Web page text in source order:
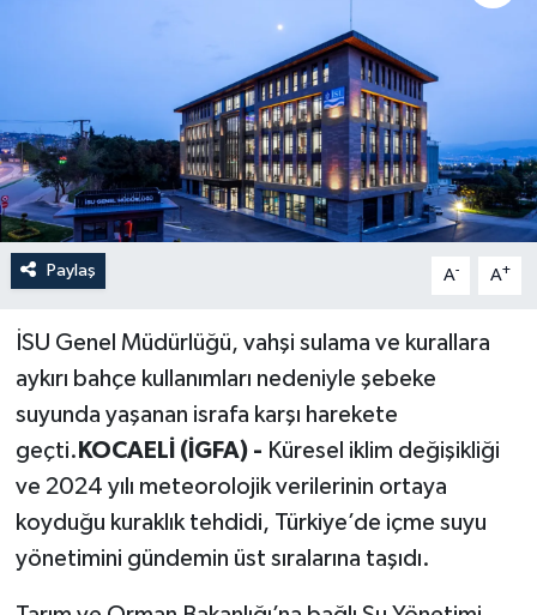
Paylaş A- A+
İSU Genel Müdürlüğü, vahşi sulama ve kurallara
aykırı bahçe kullanımları nedeniyle şebeke
suyunda yaşanan israfa karşı harekete
geçti. KOCAELİ (İGFA) - Küresel iklim değişikliği
ve 2024 yılı meteorolojik verilerinin ortaya
koyduğu kuraklık tehdidi, Türkiye’de içme suyu
yönetimini gündemin üst sıralarına taşıdı.